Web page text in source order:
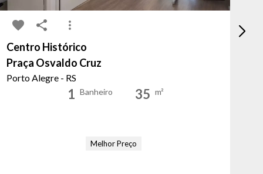
Centro Histórico
Praça Osvaldo Cruz
Porto Alegre - RS
1 Banheiro 35 m²
Melhor Preço